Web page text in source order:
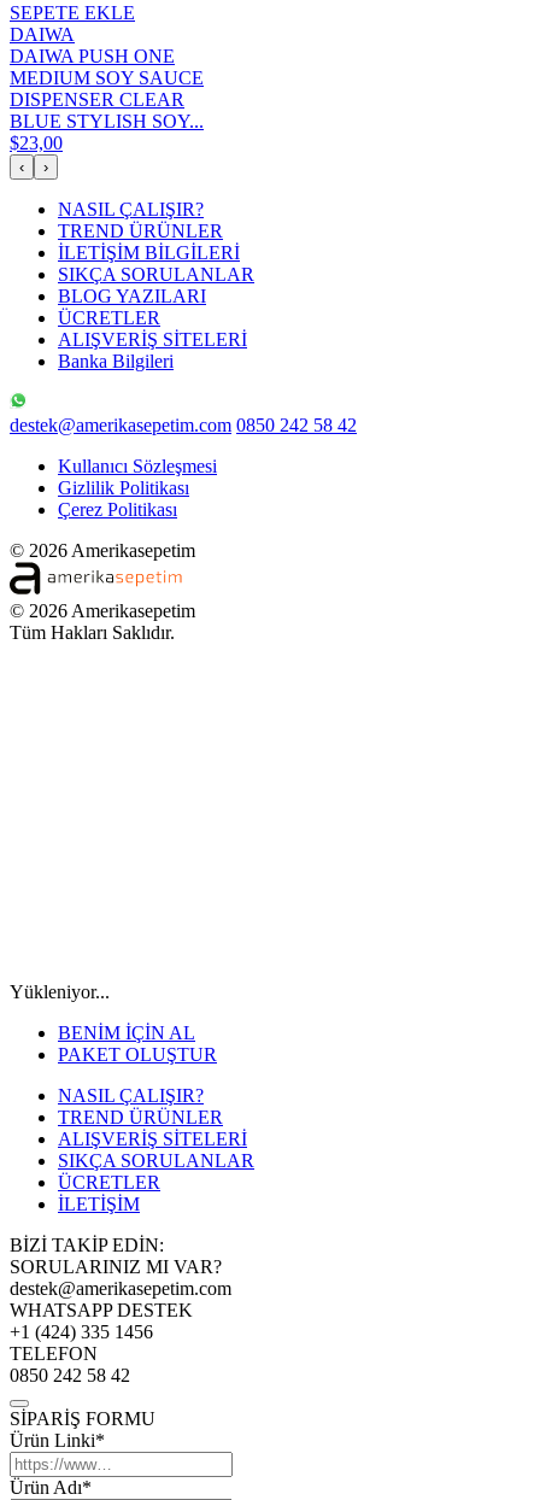
SEPETE EKLE
DAIWA
DAIWA PUSH ONE
MEDIUM SOY SAUCE
DISPENSER CLEAR
BLUE STYLISH SOY...
$23,00
‹ ›
NASIL ÇALIŞIR?
TREND ÜRÜNLER
İLETİŞİM BİLGİLERİ
SIKÇA SORULANLAR
BLOG YAZILARI
ÜCRETLER
ALIŞVERİŞ SİTELERİ
Banka Bilgileri
destek@amerikasepetim.com 0850 242 58 42
Kullanıcı Sözleşmesi
Gizlilik Politikası
Çerez Politikası
© 2026 Amerikasepetim
© 2026 Amerikasepetim
Tüm Hakları Saklıdır.
Yükleniyor...
BENİM İÇİN AL
PAKET OLUŞTUR
NASIL ÇALIŞIR?
TREND ÜRÜNLER
ALIŞVERİŞ SİTELERİ
SIKÇA SORULANLAR
ÜCRETLER
İLETİŞİM
BİZİ TAKİP EDİN:
SORULARINIZ MI VAR?
destek@amerikasepetim.com
WHATSAPP DESTEK
+1 (424) 335 1456
TELEFON
0850 242 58 42
SİPARİŞ FORMU
Ürün Linki*
Ürün Adı*